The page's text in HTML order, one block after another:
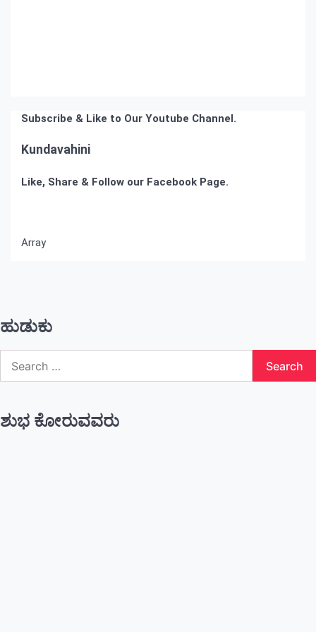
Subscribe & Like to Our Youtube Channel.
Kundavahini
Like, Share & Follow our Facebook Page.
Array
ಹುಡುಕು
for:
ಶುಭ ಕೋರುವವರು